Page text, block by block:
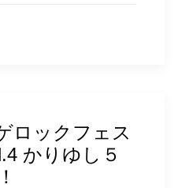
ロックフェス
かりゆし５